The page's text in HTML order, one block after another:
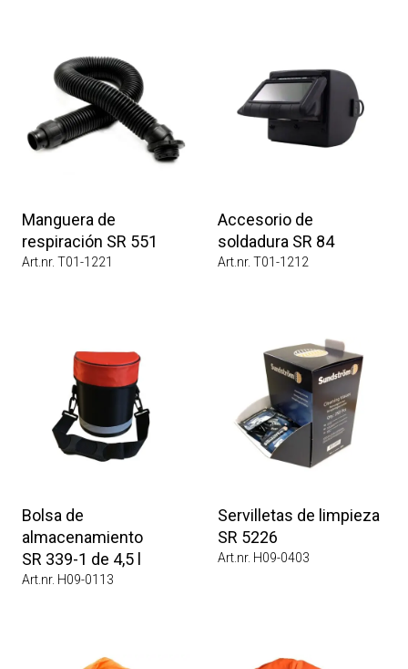
Manguera de
respiración SR 551
Art.nr. T01-1221
Accesorio de
soldadura SR 84
Art.nr. T01-1212
Bolsa de
almacenamiento
SR 339-1 de 4,5 l
Art.nr. H09-0113
Servilletas de limpieza
SR 5226
Art.nr. H09-0403